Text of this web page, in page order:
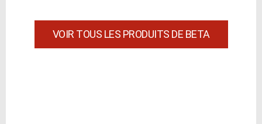
VOIR TOUS LES PRODUITS DE BETA